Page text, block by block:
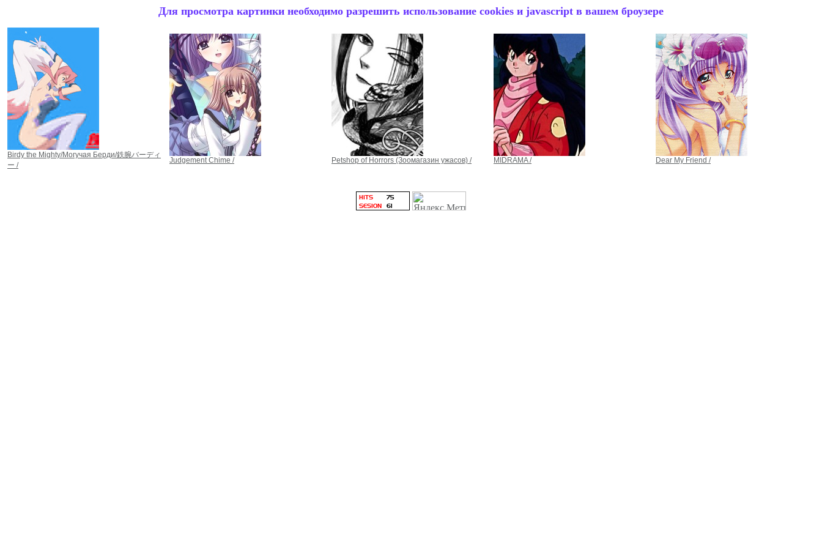
Для просмотра картинки необходимо разрешить использование cookies и javascript в вашем броузере
Birdy the Mighty/Могучая Берди/鉄腕バーディ
ー /
Judgement Chime / Petshop of Horrors (Зоомагазин ужасов) / MIDRAMA / Dear My Friend /